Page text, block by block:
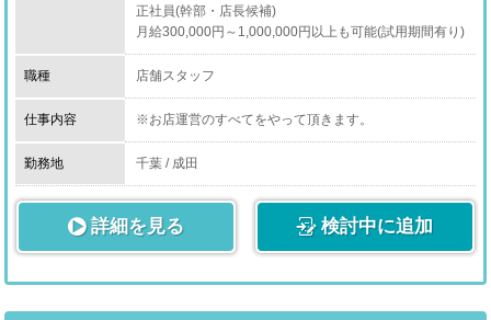
正社員(幹部・店長候補)
月給300,000円～1,000,000円以上も可能(試用期間有り)
職種 店舗スタッフ
仕事内容
※お店運営のすべてをやって頂きます。
・キャスト管理
・広告出稿管理
・スタッフ管理
・店舗運営企画
お店を任されれば売上に応じてインセンティブが発生し
自分のお店の売上ですからやればやった分が給料です。
勤務地 千葉 / 成田
詳細を見る 検討中に追加